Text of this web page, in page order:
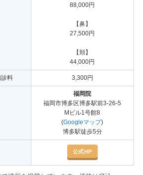
88,000円
【鼻】
27,500円
【頬】
44,000円
料 3,300円
福岡院
福岡市博多区博多駅前3-26-5
Mビル1号館8
(Googleマップ)
博多駅徒歩5分
公式HP